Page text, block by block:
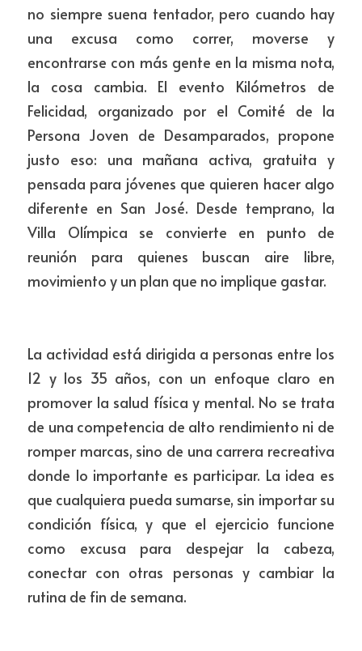
no siempre suena tentador, pero cuando hay
una excusa como correr, moverse y
encontrarse con más gente en la misma nota,
la cosa cambia. El evento Kilómetros de
Felicidad, organizado por el Comité de la
Persona Joven de Desamparados, propone
justo eso: una mañana activa, gratuita y
pensada para jóvenes que quieren hacer algo
diferente en San José. Desde temprano, la
Villa Olímpica se convierte en punto de
reunión para quienes buscan aire libre,
movimiento y un plan que no implique gastar.
La actividad está dirigida a personas entre los
12 y los 35 años, con un enfoque claro en
promover la salud física y mental. No se trata
de una competencia de alto rendimiento ni de
romper marcas, sino de una carrera recreativa
donde lo importante es participar. La idea es
que cualquiera pueda sumarse, sin importar su
condición física, y que el ejercicio funcione
como excusa para despejar la cabeza,
conectar con otras personas y cambiar la
rutina de fin de semana.